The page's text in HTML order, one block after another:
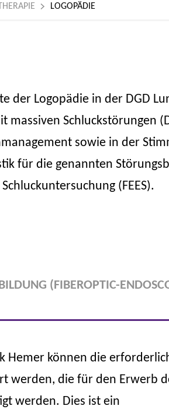
LOGOPÄDIE
der Logopädie in der DGD
massiven Schluckstörungen
sowie in der
für die genannten
(FEES).
(FIBEROPTIC-
Hemer können die
werden, die für den Erwerb
werden. Dies ist ein